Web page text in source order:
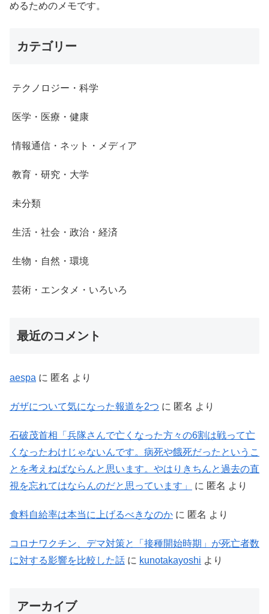
めるためのメモです。
カテゴリー
テクノロジー・科学
医学・医療・健康
情報通信・ネット・メディア
教育・研究・大学
未分類
生活・社会・政治・経済
生物・自然・環境
芸術・エンタメ・いろいろ
最近のコメント
aespa に 匿名 より
ガザについて気になった報道を2つ に 匿名 より
石破茂首相「兵隊さんで亡くなった方々の6割は戦って亡
くなったわけじゃないんです。病死や餓死だったというこ
とを考えねばならんと思います。やはりきちんと過去の直
視を忘れてはならんのだと思っています」
に 匿名 より
食料自給率は本当に上げるべきなのか に 匿名 より
コロナワクチン、デマ対策と「接種開始時期」が死亡者数
に対する影響を比較した話 に kunotakayoshi より
アーカイブ